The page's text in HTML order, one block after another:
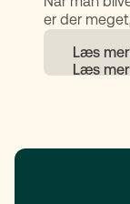
er der
mens
skal
andre
Læs